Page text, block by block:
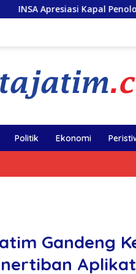
Penolong usai Kebakaran
Politik Ekonomi
Gandeng